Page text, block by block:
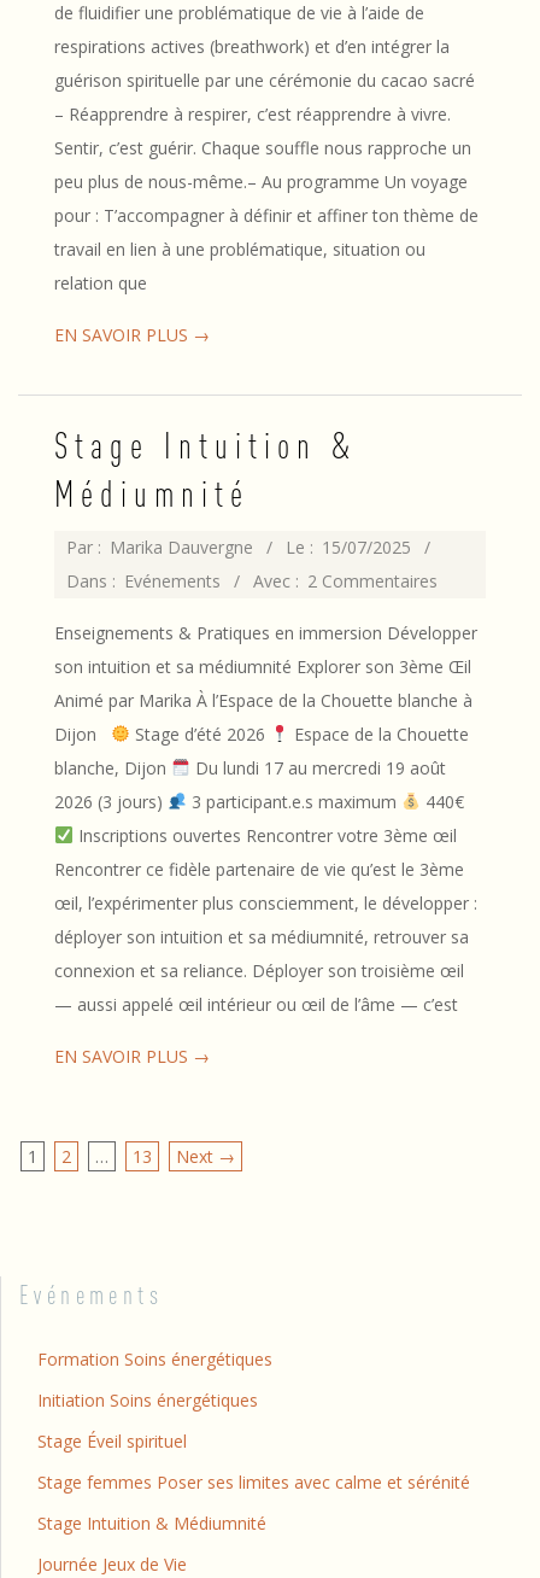
de fluidifier une problématique de vie à l’aide de
respirations actives (breathwork) et d’en intégrer la
guérison spirituelle par une cérémonie du cacao sacré
– Réapprendre à respirer, c’est réapprendre à vivre.
Sentir, c’est guérir. Chaque souffle nous rapproche un
peu plus de nous-même.– Au programme Un voyage
pour : T’accompagner à définir et affiner ton thème de
travail en lien à une problématique, situation ou
relation que
EN SAVOIR PLUS →
Stage Intuition &
Médiumnité
2025-
07-
Par : Marika Dauvergne Le : 15/07/2025
Dans : Evénements Avec : 2 Commentaires
Enseignements & Pratiques en immersion Développer
son intuition et sa médiumnité Explorer son 3ème Œil
Animé par Marika À l’Espace de la Chouette blanche à
Dijon
Stage d’été 2026
Espace de la Chouette
blanche, Dijon
Du lundi 17 au mercredi 19 août
2026 (3 jours)
3 participant.e.s maximum
440€
Inscriptions ouvertes Rencontrer votre 3ème œil
Rencontrer ce fidèle partenaire de vie qu’est le 3ème
œil, l’expérimenter plus consciemment, le développer :
déployer son intuition et sa médiumnité, retrouver sa
connexion et sa reliance. Déployer son troisième œil
— aussi appelé œil intérieur ou œil de l’âme — c’est
EN SAVOIR PLUS →
1 2 … 13 Next →
Evénements
Formation Soins énergétiques
Initiation Soins énergétiques
Stage Éveil spirituel
Stage femmes Poser ses limites avec calme et sérénité
Stage Intuition & Médiumnité
Journée Jeux de Vie